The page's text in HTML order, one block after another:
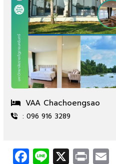
VAA Chachoengsao
: 096 916 3289
Facebook
Line
X Print